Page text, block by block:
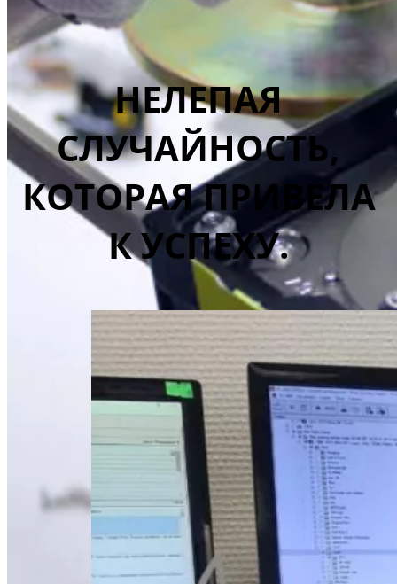
НЕЛЕПАЯ
СЛУЧАЙНОСТЬ,
КОТОРАЯ ПРИВЕЛА
К УСПЕХУ.